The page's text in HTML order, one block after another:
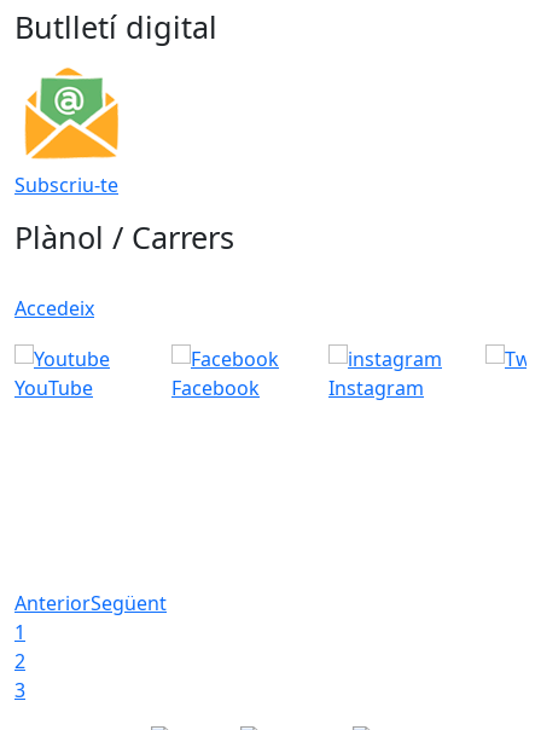
Butlletí digital
Subscriu-te
Plànol / Carrers
Accedeix
YouTube Facebook Instagram
AnteriorSegüent
1
2
3